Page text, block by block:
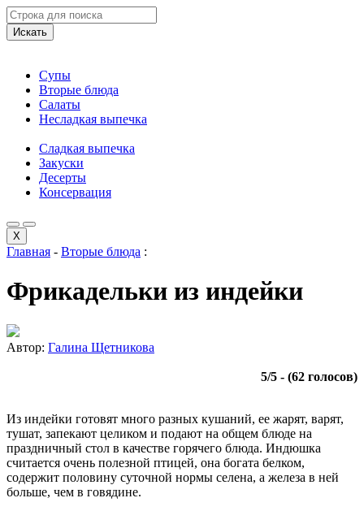
Искать
Супы
Вторые блюда
Салаты
Несладкая выпечка
Сладкая выпечка
Закуски
Десерты
Консервация
X
Главная - Вторые блюда :
Фрикадельки из индейки
Автор: Галина Щетникова
5/5 - (62 голосов)
Из индейки готовят много разных кушаний, ее жарят, варят,
тушат, запекают целиком и подают на общем блюде на
праздничный стол в качестве горячего блюда. Индюшка
считается очень полезной птицей, она богата белком,
содержит половину суточной нормы селена, а железа в ней
больше, чем в говядине.